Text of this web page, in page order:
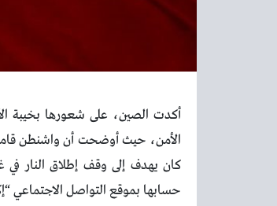
أكدت الصين، على شعورها بخيبة
الأمن، حيث أوضحت أن واشنطن
كان يهدف إلى وقف إطلاق النار في
حسابها بموقع التواصل الاجتماعي